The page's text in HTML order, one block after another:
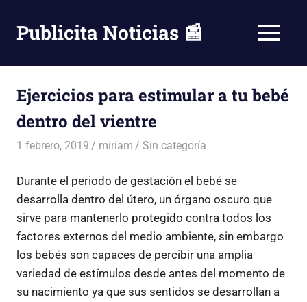
contenido
Publicita Noticias 📰 MENÚ
Ejercicios para estimular a tu bebé
dentro del vientre
1 febrero, 2019 miriam Sin categoría
Durante el periodo de gestación el bebé se
desarrolla dentro del útero, un órgano oscuro que
sirve para mantenerlo protegido contra todos los
factores externos del medio ambiente, sin embargo
los bebés son capaces de percibir una amplia
variedad de estímulos desde antes del momento de
su nacimiento ya que sus sentidos se desarrollan a